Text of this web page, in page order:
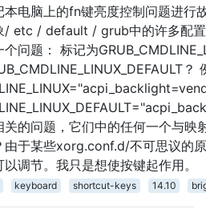
本电脑上的fn键亮度控制问题进行
/ etc / default / grub中的许多配
问题： 标记为
？
关的问题，它们中的任何一个与映
由于某些xorg.conf.d/不可思议的
调节。我只是想使按键起作用。
keyboard shortcut-keys 14.10